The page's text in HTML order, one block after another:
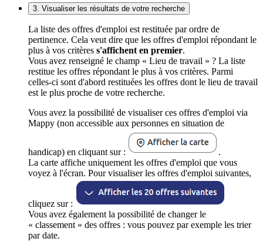
3. Visualiser les résultats de votre recherche
La liste des offres d'emploi est restituée par ordre de
pertinence. Cela veut dire que les offres d'emploi répondant le
plus à vos critères s'affichent en premier.
Vous avez renseigné le champ « Lieu de travail » ? La liste
restitue les offres répondant le plus à vos critères. Parmi
celles-ci sont d'abord restituées les offres dont le lieu de travail
est le plus proche de votre recherche.
Vous avez la possibilité de visualiser ces offres d'emploi via
Mappy (non accessible aux personnes en situation de
handicap) en cliquant sur :
.
La carte affiche uniquement les offres d'emploi que vous
voyez à l'écran. Pour visualiser les offres d'emploi suivantes,
cliquez sur :
Vous avez également la possibilité de changer le
« classement » des offres : vous pouvez par exemple les trier
par date.